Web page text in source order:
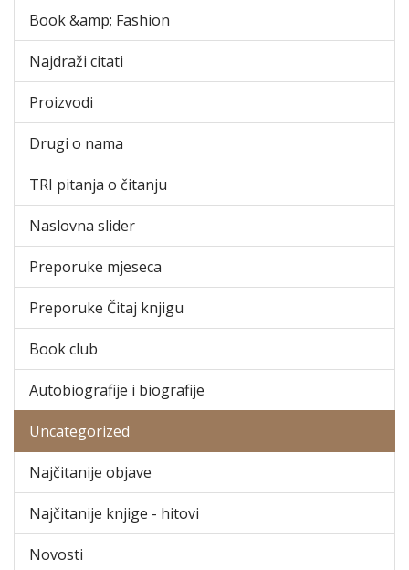
Book &amp; Fashion
Najdraži citati
Proizvodi
Drugi o nama
TRI pitanja o čitanju
Naslovna slider
Preporuke mjeseca
Preporuke Čitaj knjigu
Book club
Autobiografije i biografije
Uncategorized
Najčitanije objave
Najčitanije knjige - hitovi
Novosti